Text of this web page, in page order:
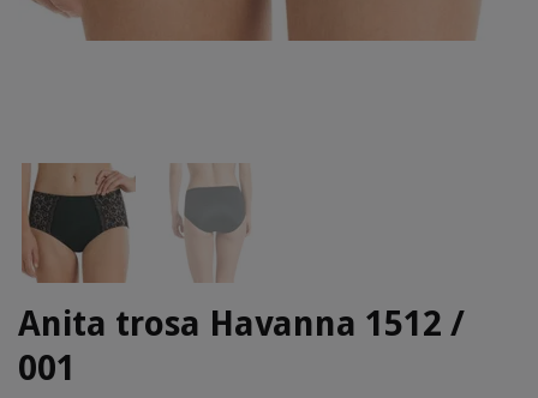
Anita trosa Havanna 1512 /
001